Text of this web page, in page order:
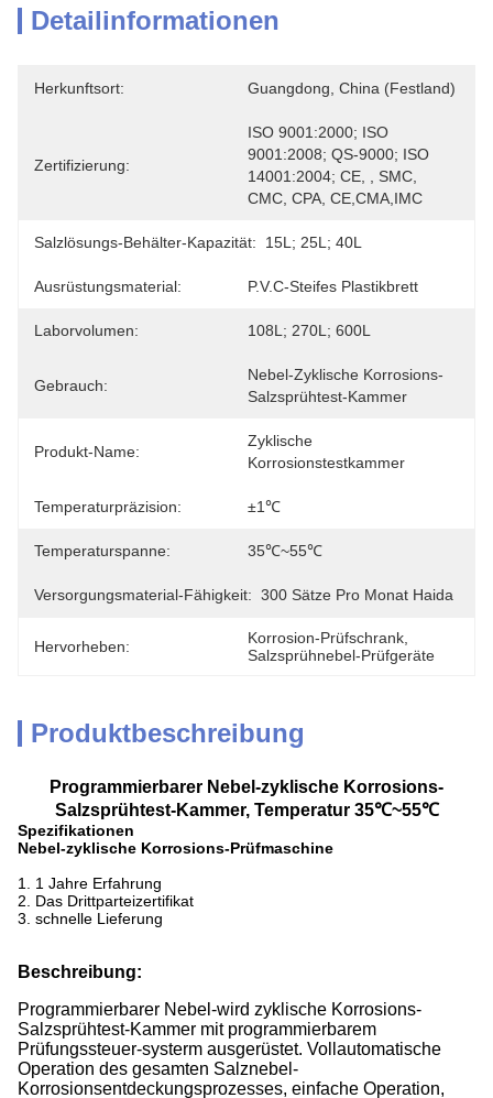
Detailinformationen
Herkunftsort: Guangdong, China (Festland)
Zertifizierung:
ISO 9001:2000; ISO
9001:2008; QS-9000; ISO
14001:2004; CE, , SMC,
CMC, CPA, CE,CMA,IMC
Salzlösungs-Behälter-Kapazität: 15L; 25L; 40L
Ausrüstungsmaterial: P.V.C-Steifes Plastikbrett
Laborvolumen: 108L; 270L; 600L
Gebrauch:
Nebel-Zyklische Korrosions-
Salzsprühtest-Kammer
Produkt-Name:
Zyklische
Korrosionstestkammer
Temperaturpräzision: ±1℃
Temperaturspanne: 35℃~55℃
Versorgungsmaterial-Fähigkeit: 300 Sätze Pro Monat Haida
Hervorheben: Korrosion-Prüfschrank
Salzsprühnebel-Prüfgeräte
Produktbeschreibung
Programmierbarer Nebel-zyklische Korrosions-
Salzsprühtest-Kammer, Temperatur 35℃~55℃
Spezifikationen
Nebel-zyklische Korrosions-Prüfmaschine
1. 1 Jahre Erfahrung
2. Das Drittparteizertifikat
3. schnelle Lieferung
Beschreibung:
Programmierbarer Nebel-wird zyklische Korrosions-
Salzsprühtest-Kammer mit programmierbarem
Prüfungssteuer-systerm ausgerüstet. Vollautomatische
Operation des gesamten Salznebel-
Korrosionsentdeckungsprozesses, einfache Operation,